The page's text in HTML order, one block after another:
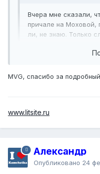
Вчера мне сказали,
причале на Моховой,
ли, не знаю. Только
что там рядом был
вообще, они сейчас
на угольном пирсе в
Короче говоря, сейчас
MVG, спасибо за
www.litsite.ru
Александр
Опубликовано 24